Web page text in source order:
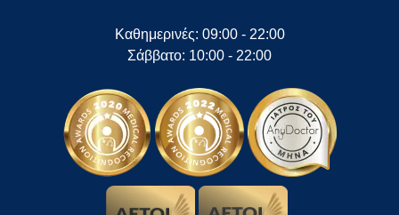
Καθημερινές: 09:00 - 22:00
Σάββατο: 10:00 - 22:00